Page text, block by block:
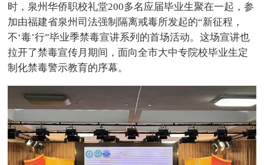
时，泉州华侨职校礼堂200多名应届毕业生聚在一起，参
加由福建省泉州司法强制隔离戒毒所发起的“新征程，
不‘毒’行”毕业季禁毒宣讲系列的首场活动。这场宣讲也
拉开了禁毒宣传月期间，面向全市大中专院校毕业生定
制化禁毒警示教育的序幕。